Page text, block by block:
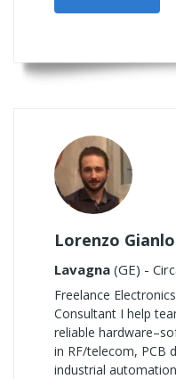
Lorenzo
Lavagna (GE) -
Freelance
Consultant I help
reliable
in RF/telecom, PCB
industrial